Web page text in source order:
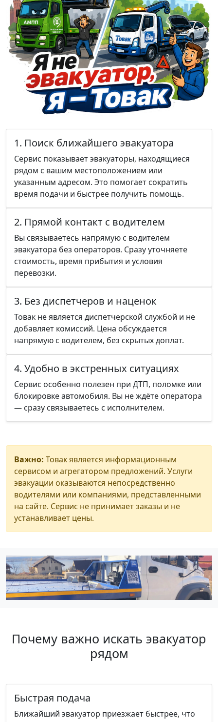
1. Поиск ближайшего эвакуатора
Сервис показывает эвакуаторы, находящиеся
рядом с вашим местоположением или
указанным адресом. Это помогает сократить
время подачи и быстрее получить помощь.
2. Прямой контакт с водителем
Вы связываетесь напрямую с водителем
эвакуатора без операторов. Сразу уточняете
стоимость, время прибытия и условия
перевозки.
3. Без диспетчеров и наценок
Товак не является диспетчерской службой и не
добавляет комиссий. Цена обсуждается
напрямую с водителем, без скрытых доплат.
4. Удобно в экстренных ситуациях
Сервис особенно полезен при ДТП, поломке или
блокировке автомобиля. Вы не ждёте оператора
— сразу связываетесь с исполнителем.
Важно: Товак является информационным
сервисом и агрегатором предложений. Услуги
эвакуации оказываются непосредственно
водителями или компаниями, представленными
на сайте. Сервис не принимает заказы и не
устанавливает цены.
Почему важно искать эвакуатор
рядом
Быстрая подача
Ближайший эвакуатор приезжает быстрее, что